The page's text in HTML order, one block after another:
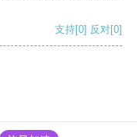
支持[0] 反对[0]